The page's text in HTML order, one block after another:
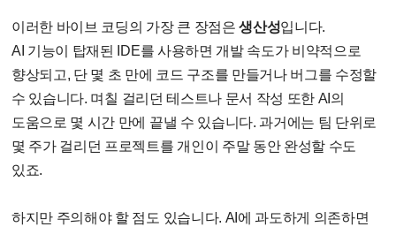
이러한 바이브 코딩의 가장 큰 장점은생산성입니다.
AI 기능이 탑재된 IDE를 사용하면 개발 속도가 비약적으로
향상되고, 단 몇 초 만에 코드 구조를 만들거나 버그를 수정할
수 있습니다. 며칠 걸리던 테스트나 문서 작성 또한 AI 의
도움으로 몇 시간 만에 끝낼 수 있습니다. 과거에는 팀 단위로
몇 주가 걸리던 프로젝트를 개인이 주말 동안 완성할 수도
있죠.
하지만 주의해야 할 점도 있습니다. AI 에 과도하게 의존하면